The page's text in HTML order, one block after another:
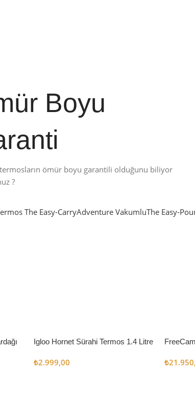
Boyu
ömür boyu garantili olduğunu biliyor
?
The Easy-CarryAdventure VakumluThe Easy-
Igloo Hornet Sürahi Termos 1.4 Litre
₺2.999,00 ₺